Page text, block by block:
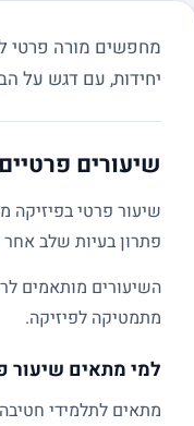
יחידות, עם דגש על
שיעורים
שיעור פרטי בפיזיקה
פתרון בעיות שלב
מתמטיקה לפיזיקה.
למי מתאים שיעור